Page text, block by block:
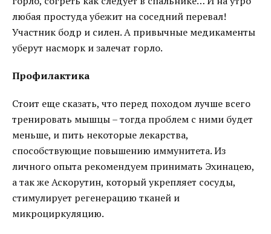
любая простуда убежит на соседний перевал!
Участник бодр и силен. А привычные медикаменты
уберут насморк и залечат горло.
Профилактика
Стоит еще сказать, что перед походом лучше всего
тренировать мышцы – тогда проблем с ними будет
меньше, и пить некоторые лекарства,
способствующие повышению иммунитета. Из
личного опыта рекомендуем принимать Эхинацею,
а так же Аскорутин, который укрепляет сосуды,
стимулирует регенерацию тканей и
микроциркуляцию.